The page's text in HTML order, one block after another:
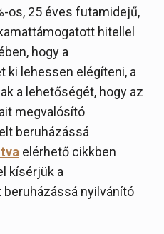
os, 25 éves futamidejű,
hitellel
hogy a
ki lehessen elégíteni, a
a lehetőségét, hogy az
megvalósító
beruházássá
elérhető cikkben
kísérjük a
nyilvánító